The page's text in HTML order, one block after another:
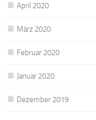
April 2020
März 2020
Februar 2020
Januar 2020
Dezember 2019